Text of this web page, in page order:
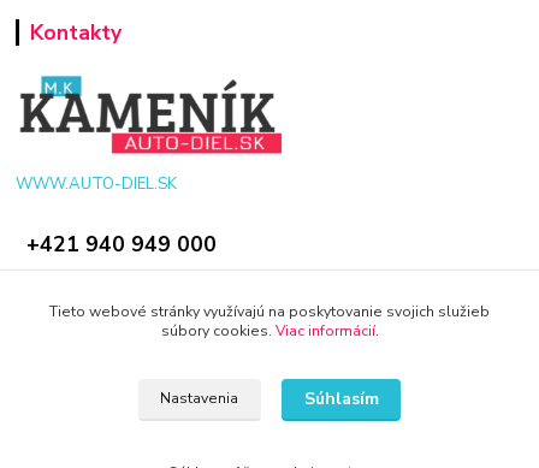
Kontakty
WWW.AUTO-DIEL.SK
+421 940 949 000
© 2024 Všetky práva vyhradené KAMENIK.SK
Tieto webové stránky využívajú na poskytovanie svojich služieb
súbory cookies. Viac informácií.
Nastavenia Súhlasím